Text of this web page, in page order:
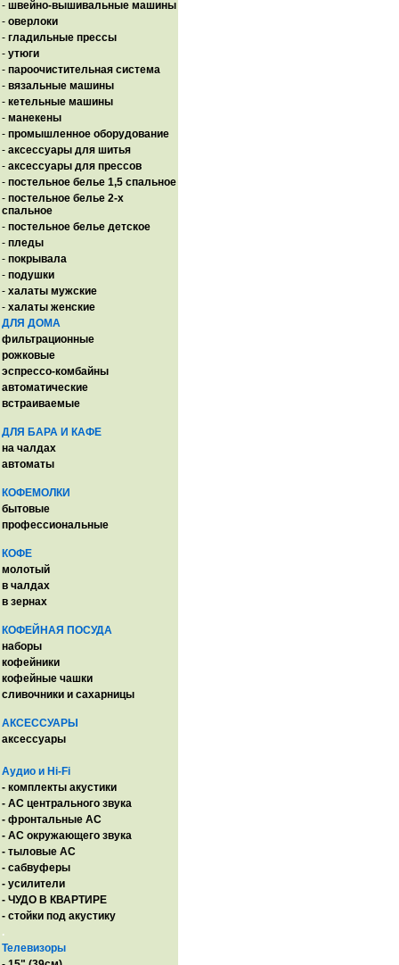
- швейно-вышивальные машины
- оверлоки
- гладильные прессы
- утюги
- пароочистительная система
- вязальные машины
- кетельные машины
- манекены
- промышленное оборудование
- аксессуары для шитья
- аксессуары для прессов
- постельное белье 1,5 спальное
- постельное белье 2-х
спальное
- постельное белье детское
- пледы
- покрывала
- подушки
- халаты мужские
- халаты женские
ДЛЯ ДОМА
фильтрационные
рожковые
эспрессо-комбайны
автоматические
встраиваемые
ДЛЯ БАРА И КАФЕ
на чалдах
автоматы
КОФЕМОЛКИ
бытовые
профессиональные
КОФЕ
молотый
в чалдах
в зернах
КОФЕЙНАЯ ПОСУДА
наборы
кофейники
кофейные чашки
сливочники и сахарницы
АКСЕССУАРЫ
аксессуары
Аудио и Hi-Fi
- комплекты акустики
- AC центрального звука
- фронтальные АС
- АС окружающего звука
- тыловые АС
- сабвуферы
- усилители
- ЧУДО В КВАРТИРЕ
- стойки под акустику
.
Телевизоры